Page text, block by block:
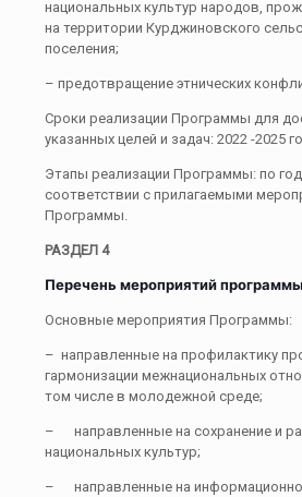
национальных культур народов,
на территории Курджиновского
поселения;
– предотвращение этнических
Сроки реализации Программы для
указанных целей и задач: 2022 -2025
Этапы реализации Программы: по
соответствии с прилагаемыми
Программы.
РАЗДЕЛ 4
Перечень мероприятий программы
Основные мероприятия Программы:
– направленные на профилактику
гармонизации межнациональных
том числе в молодежной среде;
– направленные на сохранение и
национальных культур;
– направленные на